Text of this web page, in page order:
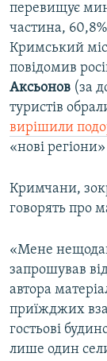
перевищує
частина,
Кримський
повідомив
Аксьонов (за
туристів
вирішили
«нові
Кримчани,
говорять про
«Мене
запрошував
автора
приїжджих
гостьові
лише один